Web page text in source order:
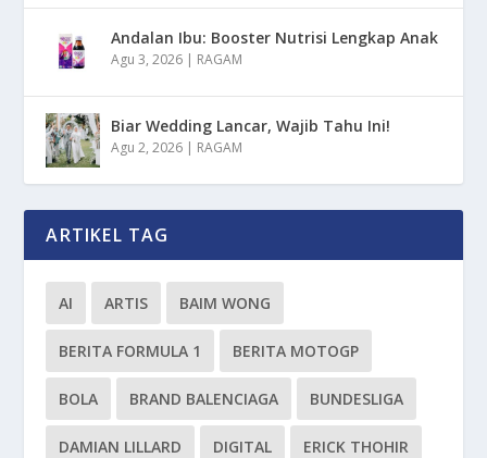
Andalan Ibu: Booster Nutrisi Lengkap Anak
Agu 3, 2026 | RAGAM
Biar Wedding Lancar, Wajib Tahu Ini!
Agu 2, 2026 | RAGAM
ARTIKEL TAG
AI ARTIS BAIM WONG
BERITA FORMULA 1 BERITA MOTOGP
BOLA BRAND BALENCIAGA BUNDESLIGA
DAMIAN LILLARD DIGITAL ERICK THOHIR